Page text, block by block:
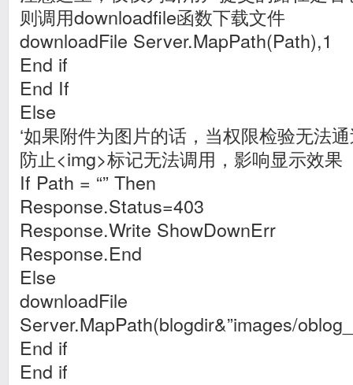
则调用downloadfile函数下载文件
downloadFile Server.MapPath(Path),1
End if
End If
Else
‘如果附件为图片的话，当权限检验无法
防止<img>标记无法调用，影响显示效果
If Path = “” Then
Response.Status=403
Response.Write ShowDownErr
Response.End
Else
downloadFile
Server.MapPath(blogdir&”images/
End if
End if